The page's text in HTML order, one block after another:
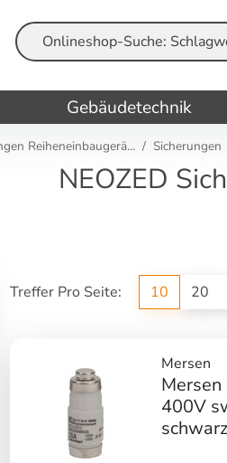
Suche
Gebäudetechnik
Reiheneinbaugerä... Sicherungen
NEOZED
Treffer Pro Seite: 10 20
Mersen
400V
schwarz